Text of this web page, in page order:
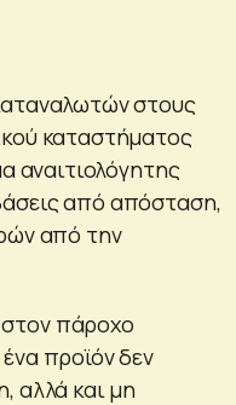
στους
καταστήματος
αναιτιολόγητης
από απόσταση,
από την
πάροχο
προϊόν δεν
αλλά και μη